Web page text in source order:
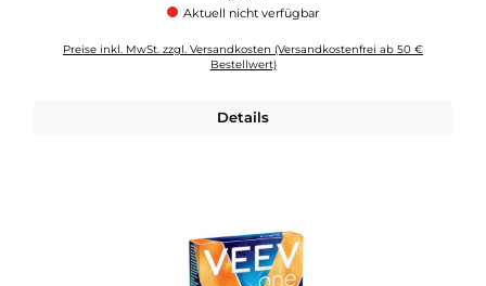
Aktuell nicht verfügbar
Preise inkl. MwSt. zzgl. Versandkosten (Versandkostenfrei ab 50 €
Bestellwert)
Details